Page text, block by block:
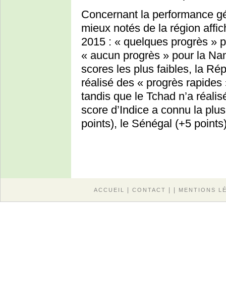
Concernant la performance
mieux notés de la région
2015 : « quelques progrès »
« aucun progrès » pour la
scores les plus faibles, la
réalisé des « progrès
tandis que le Tchad n’a
score d’Indice a connu la
points), le Sénégal (+5
ACCUEIL | CONTACT | | MENTIONS